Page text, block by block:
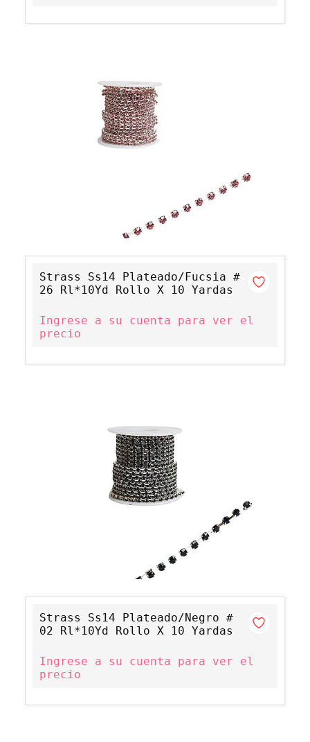
Strass Ss14 Plateado/Fucsia #
26 Rl*10Yd Rollo X 10 Yardas
Ingrese a su cuenta para ver el
precio
Strass Ss14 Plateado/Negro #
02 Rl*10Yd Rollo X 10 Yardas
Ingrese a su cuenta para ver el
precio